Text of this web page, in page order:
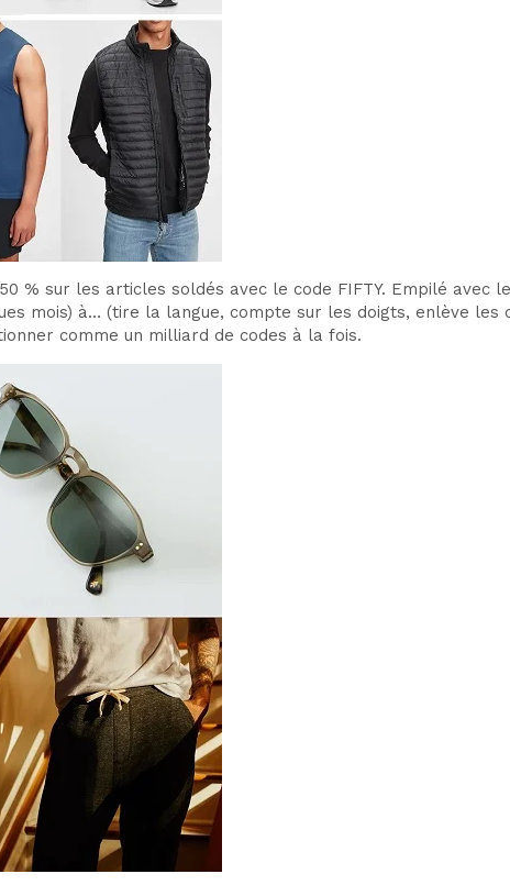
% sur les articles soldés avec le code FIFTY. Empilé avec
mois) à… (tire la langue, compte sur les doigts, enlève
comme un milliard de codes à la fois.